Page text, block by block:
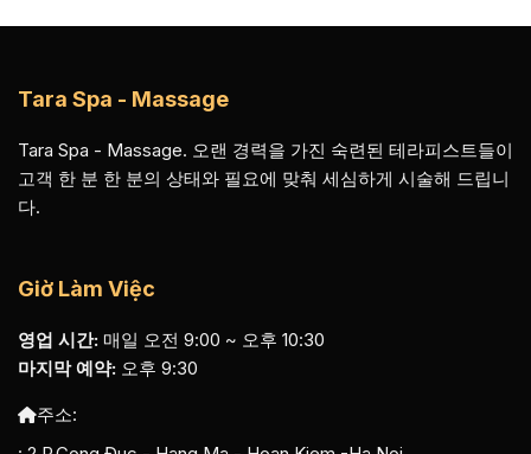
Tara Spa - Massage
Tara Spa - Massage. 오랜 경력을 가진 숙련된 테라피스트들이
고객 한 분 한 분의 상태와 필요에 맞춰 세심하게 시술해 드립니
다.
Giờ Làm Việc
영업 시간: 매일 오전 9:00 ~ 오후 10:30
마지막 예약: 오후 9:30
주소: